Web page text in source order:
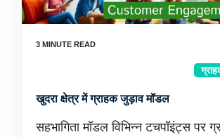
खुदरा क्षेत्र में ग्राहक जुड़ाव मॉडल
सहभागिता मॉडल विभिन्न टचपॉइंट्स पर